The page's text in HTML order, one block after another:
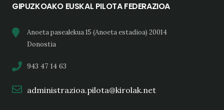
GIPUZKOAKO EUSKAL PILOTA FEDERAZIOA
Anoeta pasealekua 15 (Anoeta estadioa) 20014
Donostia
943 47 14 63
administrazioa.pilota@kirolak.net